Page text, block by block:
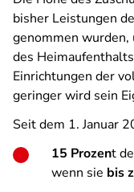
bisher Leistungen
genommen
des
Einrichtungen der
geringer wird sein
Seit dem 1. Januar
15 Prozent
wenn sie bis